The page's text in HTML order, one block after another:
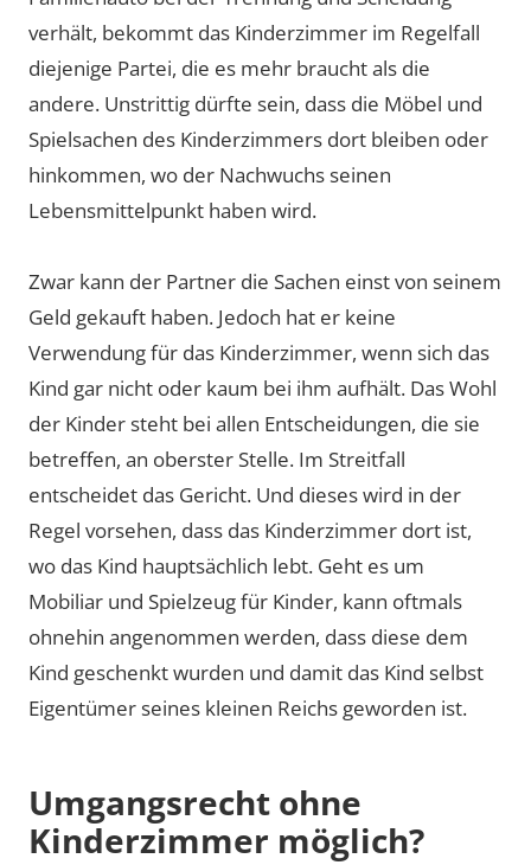
verhält, bekommt das Kinderzimmer im Regelfall
diejenige Partei, die es mehr braucht als die
andere. Unstrittig dürfte sein, dass die Möbel und
Spielsachen des Kinderzimmers dort bleiben oder
hinkommen, wo der Nachwuchs seinen
Lebensmittelpunkt haben wird.
Zwar kann der Partner die Sachen einst von seinem
Geld gekauft haben. Jedoch hat er keine
Verwendung für das Kinderzimmer, wenn sich das
Kind gar nicht oder kaum bei ihm aufhält. Das Wohl
der Kinder steht bei allen Entscheidungen, die sie
betreffen, an oberster Stelle. Im Streitfall
entscheidet das Gericht. Und dieses wird in der
Regel vorsehen, dass das Kinderzimmer dort ist,
wo das Kind hauptsächlich lebt. Geht es um
Mobiliar und Spielzeug für Kinder, kann oftmals
ohnehin angenommen werden, dass diese dem
Kind geschenkt wurden und damit das Kind selbst
Eigentümer seines kleinen Reichs geworden ist.
Umgangsrecht ohne
Kinderzimmer möglich?